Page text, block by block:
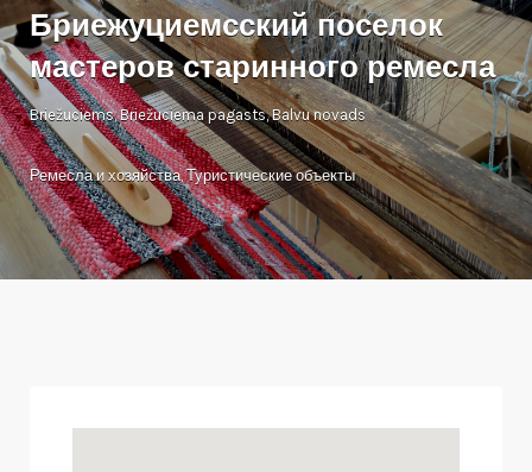
Бриежуциемсский поселок
мастеров старинного ремесла
Briežuciems, Briežuciema pagasts, Balvu novads
Ремесла и хозяйства,Туристические объекты